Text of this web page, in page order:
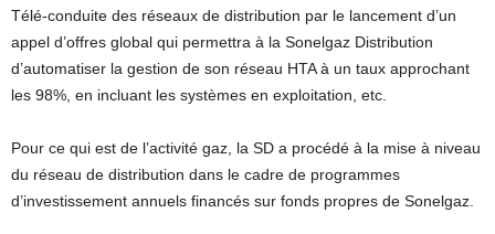
Télé-conduite des réseaux de distribution par le lancement d’un
appel d’offres global qui permettra à la Sonelgaz Distribution
d’automatiser la gestion de son réseau HTA à un taux approchant
les 98%, en incluant les systèmes en exploitation, etc.
Pour ce qui est de l’activité gaz, la SD a procédé à la mise à niveau
du réseau de distribution dans le cadre de programmes
d’investissement annuels financés sur fonds propres de Sonelgaz.